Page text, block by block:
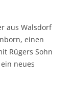
aus Walsdorf
einen
Rügers Sohn
neues